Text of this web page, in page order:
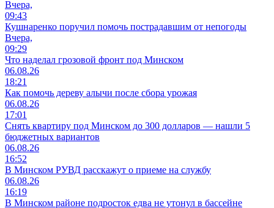
Вчера,
09:43
Кушнаренко поручил помочь пострадавшим от непогоды
Вчера,
09:29
Что наделал грозовой фронт под Минском
06.08.26
18:21
Как помочь дереву алычи после сбора урожая
06.08.26
17:01
Снять квартиру под Минском до 300 долларов — нашли 5
бюджетных вариантов
06.08.26
16:52
В Минском РУВД расскажут о приеме на службу
06.08.26
16:19
В Минском районе подросток едва не утонул в бассейне